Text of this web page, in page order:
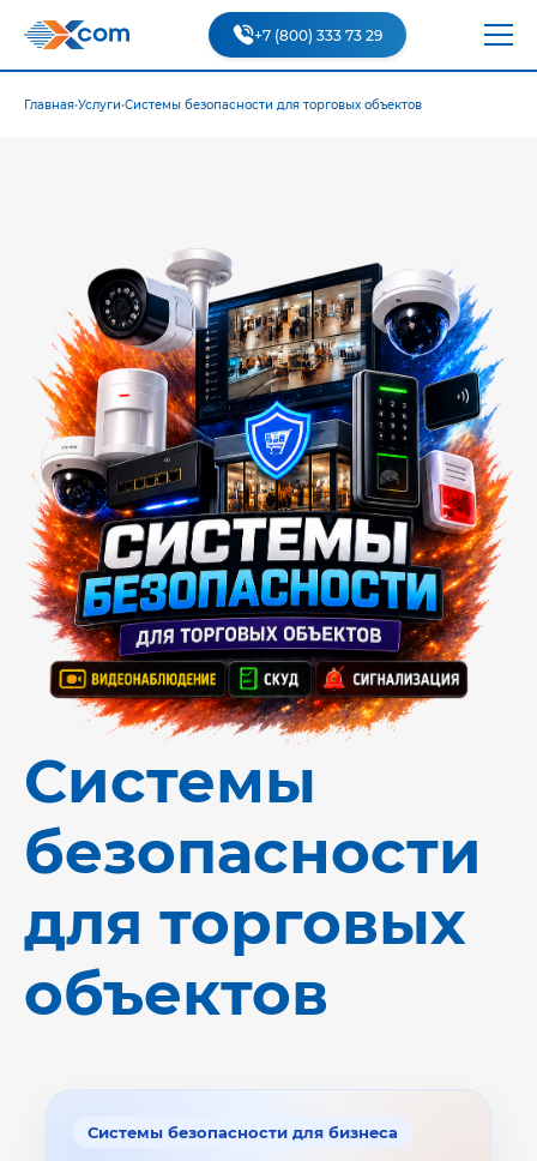
+7 (800) 333 73 29
Главная•Услуги•Системы безопасности для торговых объектов
Системы
безопасности
для торговых
объектов
Системы безопасности для бизнеса